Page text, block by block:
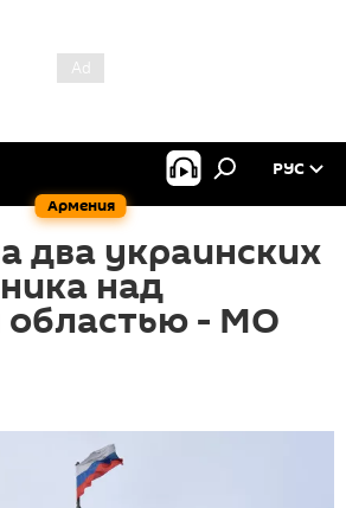
Армения
РУС
два украинских
над
областью - МО